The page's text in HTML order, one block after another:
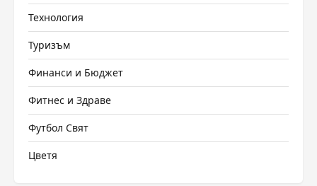
Технология
Туризъм
Финанси и Бюджет
Фитнес и Здраве
Футбол Свят
Цветя